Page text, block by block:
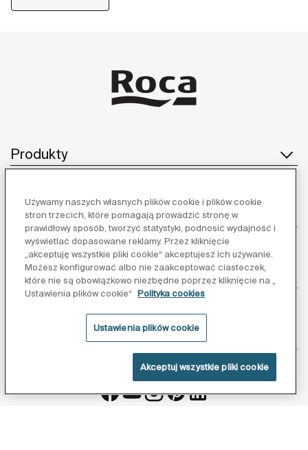
Produkty
Obsługa klienta
O nas
Obserwuj nas:
Używamy naszych własnych plików cookie i plików cookie
stron trzecich, które pomagają prowadzić stronę w
prawidłowy sposób, tworzyć statystyki, podnosić wydajność i
wyświetlać dopasowane reklamy. Przez kliknięcie
„akceptuję wszystkie pliki cookie“ akceptujesz ich używanie.
Możesz konfigurować albo nie zaakceptować ciasteczek,
które nie są obowiązkowo niezbędne poprzez kliknięcie na „
Ustawienia plików cookie“
Polityka cookies
Ustawienia plików cookie
Akceptuj wszystkie pliki cookie